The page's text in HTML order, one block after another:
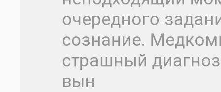
очередного
сознание.
страшный
вын